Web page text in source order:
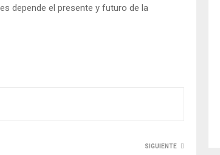
depende el presente y futuro de la
SIGUIENTE